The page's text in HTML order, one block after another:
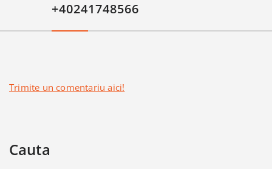
+40241748566
Trimite un comentariu aici!
Cauta